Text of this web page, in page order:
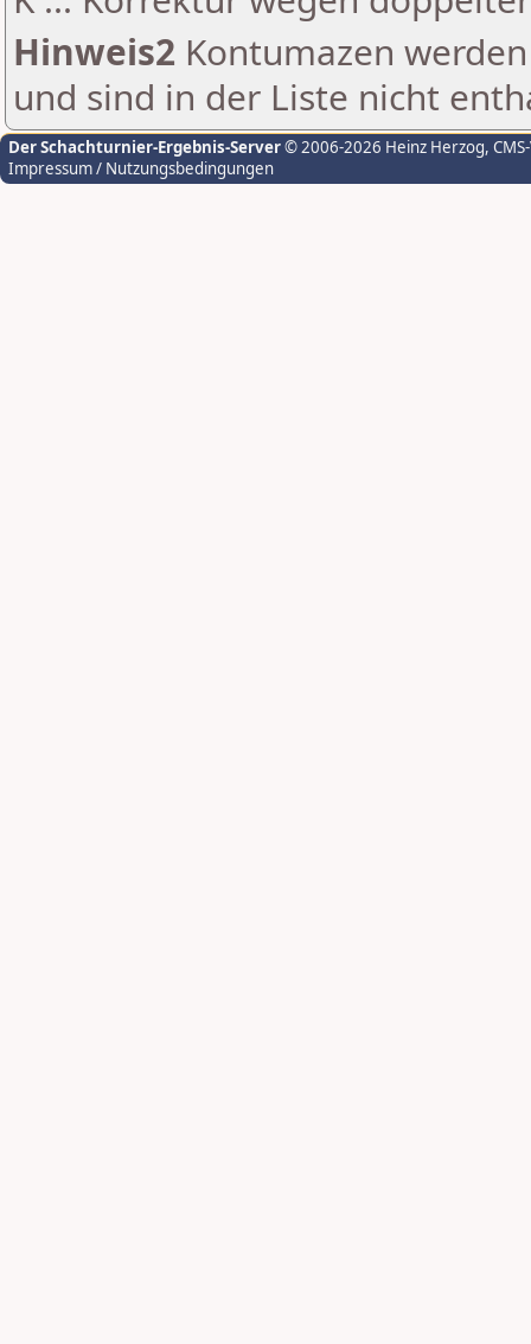
Hinweis2 Kontumazen
und sind in der Liste nicht
Der Schachturnier-Ergebnis-Server© 2006-2026 Heinz Herzog,
Impressum / Nutzungsbedingungen